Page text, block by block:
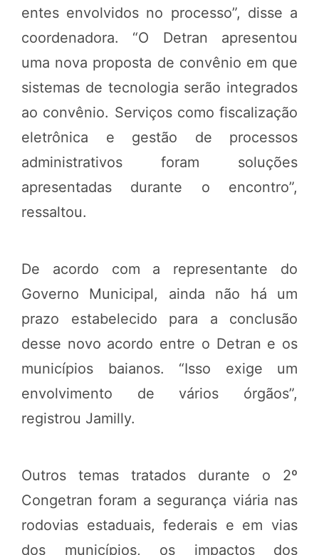
entes envolvidos no processo”, disse a
coordenadora. “O Detran apresentou
uma nova proposta de convênio em que
sistemas de tecnologia serão integrados
ao convênio. Serviços como fiscalização
eletrônica e gestão de processos
administrativos foram soluções
apresentadas durante o encontro”,
ressaltou.
De acordo com a representante do
Governo Municipal, ainda não há um
prazo estabelecido para a conclusão
desse novo acordo entre o Detran e os
municípios baianos. “Isso exige um
envolvimento de vários órgãos”,
registrou Jamilly.
Outros temas tratados durante o 2º
Congetran foram a segurança viária nas
rodovias estaduais, federais e em vias
dos municípios, os impactos dos